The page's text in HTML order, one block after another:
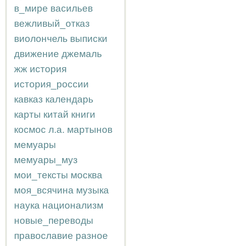
в_мире васильев
вежливый_отказ
виолончель выписки
движение джемаль
жж история
история_россии
кавказ календарь
карты китай книги
космос л.а. мартынов
мемуары
мемуары_муз
мои_тексты москва
моя_всячина музыка
наука национализм
новые_переводы
православие разное